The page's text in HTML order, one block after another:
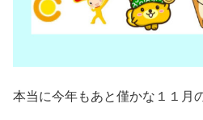
本当に今年もあと僅かな１１月